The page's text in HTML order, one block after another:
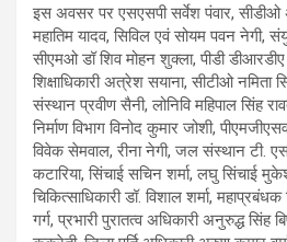
इस अवसर पर एसएसपी सर्वेश पंवार,
महातिम यादव, सिविल एवं सोयम पवन नेगी,
सीएमओ डॉ शिव मोहन शुक्ला, पीडी
शिक्षाधिकारी अत्रेश सयाना, सीटीओ नमिता
संस्थान प्रवीण सैनी, लोनिवि महिपाल सिंह
निर्माण विभाग विनोद कुमार जोशी,
विवेक सेमवाल, रीना नेगी, जल संस्थान टी.
कटारिया, सिंचाई सचिन शर्मा, लघु सिंचाई
चिकित्साधिकारी डॉ. विशाल शर्मा,
गर्ग, प्रभारी पुरातत्व अधिकारी अनुरुद्ध